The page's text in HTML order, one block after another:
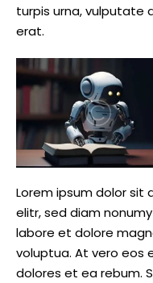
turpis urna, vulputate
erat.
Lorem ipsum dolor
elitr, sed diam
labore et dolore
voluptua. At vero eos
dolores et ea rebum.